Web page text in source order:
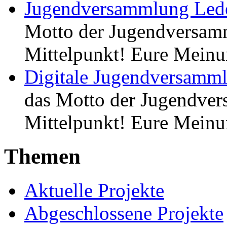
Jugendversammlung
Motto der
Mittelpunkt! Eure
Digitale
das Motto der
Mittelpunkt! Eure
Themen
Aktuelle Projekte
Abgeschlossene Projekte